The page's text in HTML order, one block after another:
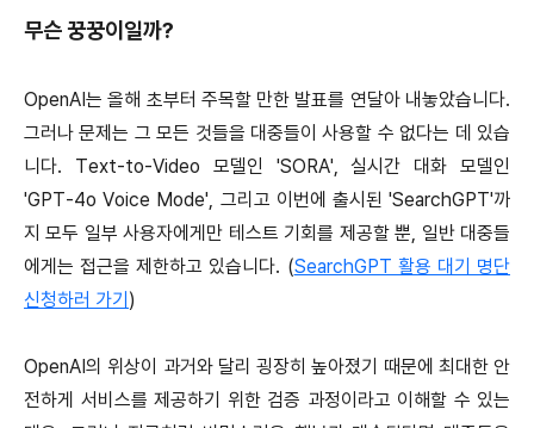
무슨 꿍꿍이일까?
OpenAI는 올해 초부터 주목할 만한 발표를 연달아 내놓았습니다.
그러나 문제는 그 모든 것들을 대중들이 사용할 수 없다는 데 있습
니다. Text-to-Video 모델인 'SORA', 실시간 대화 모델인
'GPT-4o Voice Mode', 그리고 이번에 출시된 'SearchGPT'까
지 모두 일부 사용자에게만 테스트 기회를 제공할 뿐, 일반 대중들
에게는 접근을 제한하고 있습니다. (SearchGPT 활용 대기 명단
신청하러 가기)
OpenAI의 위상이 과거와 달리 굉장히 높아졌기 때문에 최대한 안
전하게 서비스를 제공하기 위한 검증 과정이라고 이해할 수 있는